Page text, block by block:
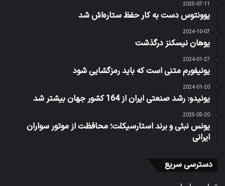
2025-07-11
یوونتوس دست به کار حفظ ستاره‌اش شد
2024-10-07
یوهان نیسکنز درگذشت
2024-01-27
یونیفورم متنی است که باید رمزگشایی شود
2024-01-20
یونیدو: رشد صنعتی ایران از 164 کشور جهان بیشتر شد
2025-05-20
یونس نبئی و برند استارسیکلت؛ محافظت از موتور سواران
ایرانی
دسترسی سریع